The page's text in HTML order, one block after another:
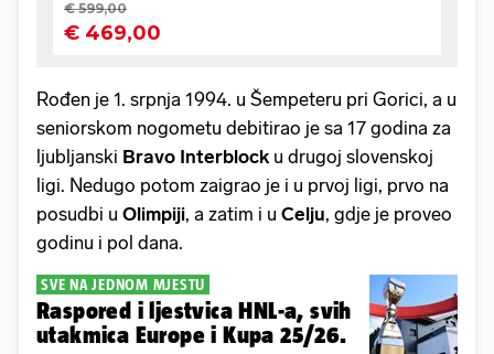
Rođen je 1. srpnja 1994. u Šempeteru pri Gorici, a u
seniorskom nogometu debitirao je sa 17 godina za
ljubljanski Bravo Interblock u drugoj slovenskoj
ligi. Nedugo potom zaigrao je i u prvoj ligi, prvo na
posudbi u Olimpiji, a zatim i u Celju, gdje je proveo
godinu i pol dana.
SVE NA JEDNOM MJESTU
Raspored i ljestvica HNL-a, svih
utakmica Europe i Kupa 25/26.